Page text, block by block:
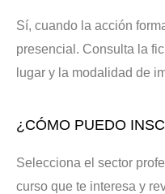
Sí, cuando la acción
presencial. Consulta la
lugar y la modalidad de
¿CÓMO PUEDO
Selecciona el sector
curso que te interesa y